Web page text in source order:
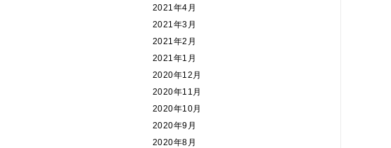
2021年4月
2021年3月
2021年2月
2021年1月
2020年12月
2020年11月
2020年10月
2020年9月
2020年8月